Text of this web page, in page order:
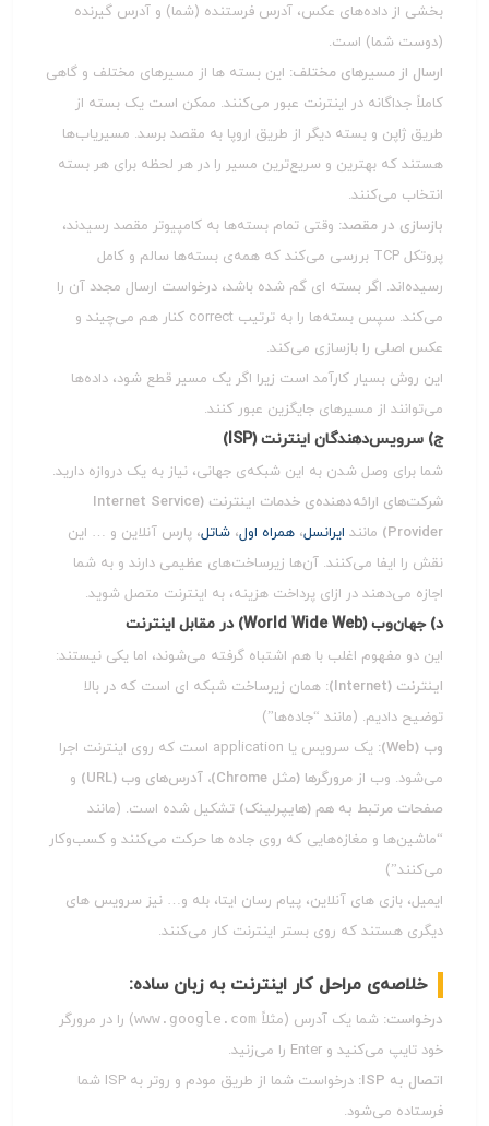
بخشی از داده‌های عکس، آدرس فرستنده (شما) و آدرس گیرنده
(دوست شما) است.
ارسال از مسیرهای مختلف: این بسته‌ ها از مسیرهای مختلف و گاهی
کاملاً جداگانه در اینترنت عبور می‌کنند. ممکن است یک بسته از
طریق ژاپن و بسته دیگر از طریق اروپا به مقصد برسد. مسیریاب‌ها
هستند که بهترین و سریع‌ترین مسیر را در هر لحظه برای هر بسته
انتخاب می‌کنند.
بازسازی در مقصد: وقتی تمام بسته‌ها به کامپیوتر مقصد رسیدند،
پروتکل TCP بررسی می‌کند که همه‌ی بسته‌ها سالم و کامل
رسیده‌اند. اگر بسته‌ ای گم شده باشد، درخواست ارسال مجدد آن را
می‌کند. سپس بسته‌ها را به ترتیب correct کنار هم می‌چیند و
عکس اصلی را بازسازی می‌کند.
این روش بسیار کارآمد است زیرا اگر یک مسیر قطع شود، داده‌ها
می‌توانند از مسیرهای جایگزین عبور کنند.
ج) سرویس‌دهندگان اینترنت (ISP)
شما برای وصل شدن به این شبکه‌ی جهانی، نیاز به یک دروازه دارید.
شرکت‌های ارائه‌دهنده‌ی خدمات اینترنت (Internet Service
Provider)
مانند ایرانسل، همراه اول، شاتل، پارس‌ آنلاین و … این
نقش را ایفا می‌کنند. آن‌ها زیرساخت‌های عظیمی دارند و به شما
اجازه می‌دهند در ازای پرداخت هزینه، به اینترنت متصل شوید.
د) جهان‌وب (World Wide Web) در مقابل اینترنت
این دو مفهوم اغلب با هم اشتباه گرفته می‌شوند، اما یکی نیستند:
اینترنت (Internet):
همان زیرساخت شبکه‌ ای است که در بالا
توضیح دادیم. (مانند “جاده‌ها”)
وب (Web):
یک سرویس یا application است که روی اینترنت اجرا
می‌شود. وب از مرورگرها (مثل Chrome)، آدرس‌های وب (URL)
و
صفحات مرتبط به هم (هایپرلینک) تشکیل شده است. (مانند
“ماشین‌ها و مغازه‌هایی که روی جاده‌ ها حرکت می‌کنند و کسب‌وکار
می‌کنند”)
ایمیل، بازی‌ های آنلاین، پیام رسان ایتا، بله و… نیز سرویس‌ های
دیگری هستند که روی بستر اینترنت کار می‌کنند.
خلاصه‌ی مراحل کار اینترنت به زبان ساده:
درخواست: شما یک آدرس (مثلاً www.google.com) را در مرورگر
خود تایپ می‌کنید و Enter را می‌زنید.
اتصال به ISP:
درخواست شما از طریق مودم و روتر به ISP شما
فرستاده می‌شود.